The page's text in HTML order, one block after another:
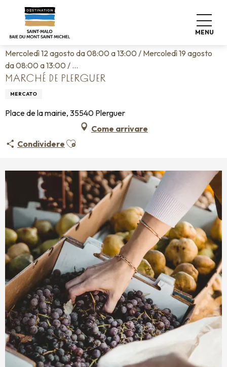
contenu
MENU
Home Vivere come a casa
Marché de Plerguer
Mercoledì 12 agosto da 08:00 a 13:00 / Mercoledì 19 agosto
da 08:00 a 13:00 / ...
MARCHÉ DE PLERGUER
MERCATO
Place de la mairie, 35540 Plerguer
Come arrivare
Condividere Ajouter aux favoris